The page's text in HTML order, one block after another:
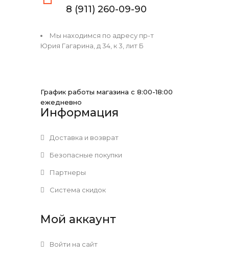
8 (911) 260-09-90
Мы находимся по адресу пр-т
Юрия Гагарина, д 34, к 3, лит Б
График работы магазина с 8:00-18:00
ежедневно
Информация
Доставка и возврат
Безопасные покупки
Партнеры
Система скидок
Мой аккаунт
Войти на сайт